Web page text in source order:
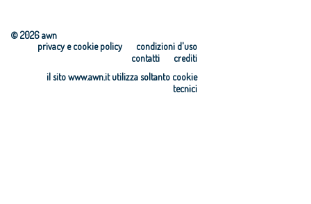
© 2026 awn
condizioni d'uso
privacy e cookie policy
crediti
contatti
il sito www.awn.it utilizza soltanto cookie
tecnici